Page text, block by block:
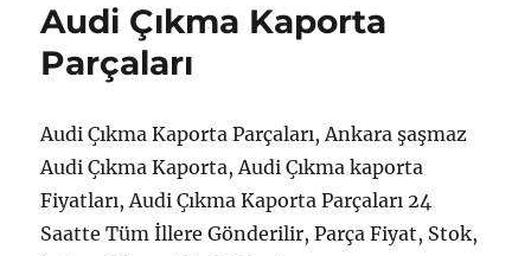
Audi Çıkma Kaporta
Parçaları
Audi Çıkma Kaporta Parçaları, Ankara şaşmaz
Audi Çıkma Kaporta, Audi Çıkma kaporta
Fiyatları, Audi Çıkma Kaporta Parçaları 24
Saatte Tüm İllere Gönderilir, Parça Fiyat, Stok,